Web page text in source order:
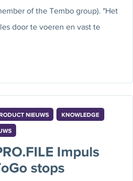
of the Tembo group). "Het
door te voeren en vast te
NIEUWS KNOWLEDGE
Impuls
stops